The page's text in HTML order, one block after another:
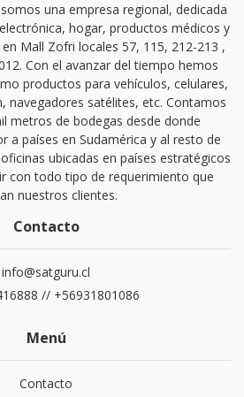
una empresa regional, dedicada
hogar, productos médicos y
Mall Zofri locales 57, 115, 212-213 ,
Con el avanzar del tiempo hemos
productos para vehículos, celulares,
navegadores satélites, etc. Contamos
metros de bodegas desde donde
a países en Sudamérica y al resto de
ubicadas en países estratégicos
con todo tipo de requerimiento que
nuestros clientes.
Contacto
info@satguru.cl
// +56931801086
Menú
Contacto